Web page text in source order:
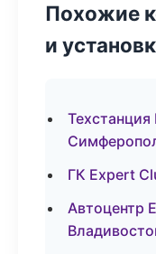
Похожие
и
ГК Expert
Автоцентр